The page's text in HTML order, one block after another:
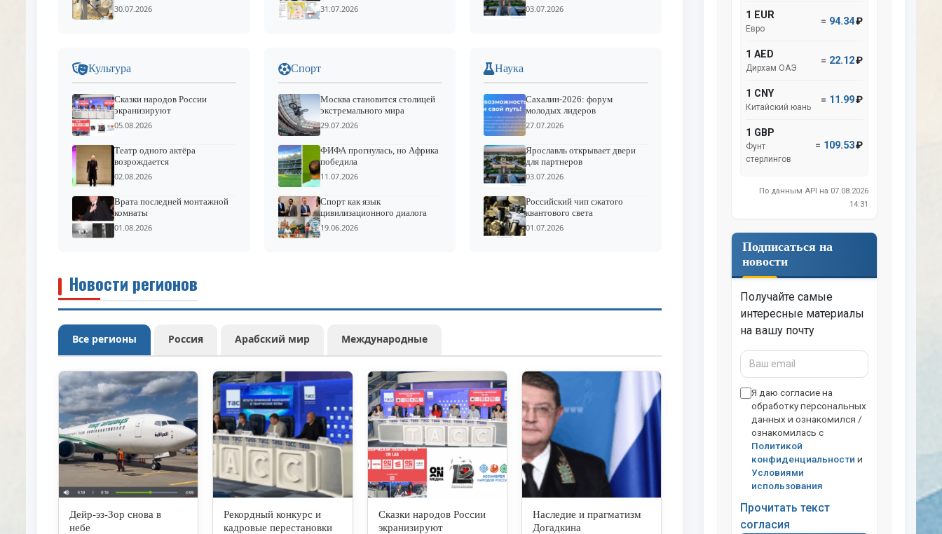
30.07.2026
31.07.2026
03.07.2026
Культура
Сказки народов России
экранизируют
05.08.2026
Театр одного актёра
возрождается
02.08.2026
Врата последней монтажной
комнаты
01.08.2026
Спорт
Москва становится столицей
экстремального мира
29.07.2026
ФИФА прогнулась, но Африка
победила
11.07.2026
Спорт как язык
цивилизационного диалога
19.06.2026
Наука
Сахалин-2026: форум
молодых лидеров
27.07.2026
Ярославль открывает двери
для партнеров
03.07.2026
Российский чип сжатого
квантового света
01.07.2026
Новости регионов
Все регионы Россия Арабский мир Международные
Дейр-эз-Зор снова в
небе
Рекордный конкурс и
кадровые перестановки
Сказки народов России
экранизируют
Наследие и прагматизм
Догадкина
1 EUR
Евро
= 94.34₽
1 AED
Дирхам ОАЭ
= 22.12₽
1 CNY
Китайский юань
= 11.99₽
1 GBP
Фунт
стерлингов
= 109.53₽
По данным API на 07.08.2026
14:31
Подписаться на
новости
Получайте самые
интересные материалы
на вашу почту
Ваш
email
Я даю согласие на
обработку персональных
данных и ознакомился /
ознакомилась с
Политикой
конфиденциальности и
Условиями
использования
Прочитать текст
согласия